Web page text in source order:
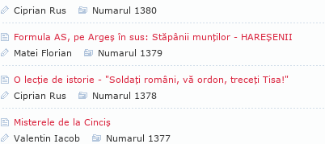
Ciprian Rus
Numarul 1380
Formula AS, pe Argeş în sus: Stăpânii munţilor - HAREŞENII
Matei Florian
Numarul 1379
O lecţie de istorie - "Soldaţi români, vă ordon, treceţi Tisa!"
Ciprian Rus
Numarul 1378
Misterele de la Cinciş
Valentin Iacob
Numarul 1377